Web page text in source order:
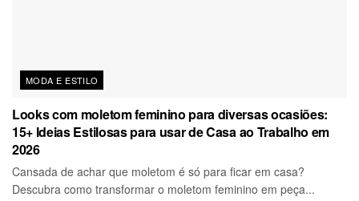
MODA E ESTILO
Looks com moletom feminino para diversas ocasiões:
15+ Ideias Estilosas para usar de Casa ao Trabalho em
2026
Cansada de achar que moletom é só para ficar em casa?
Descubra como transformar o moletom feminino em peça...